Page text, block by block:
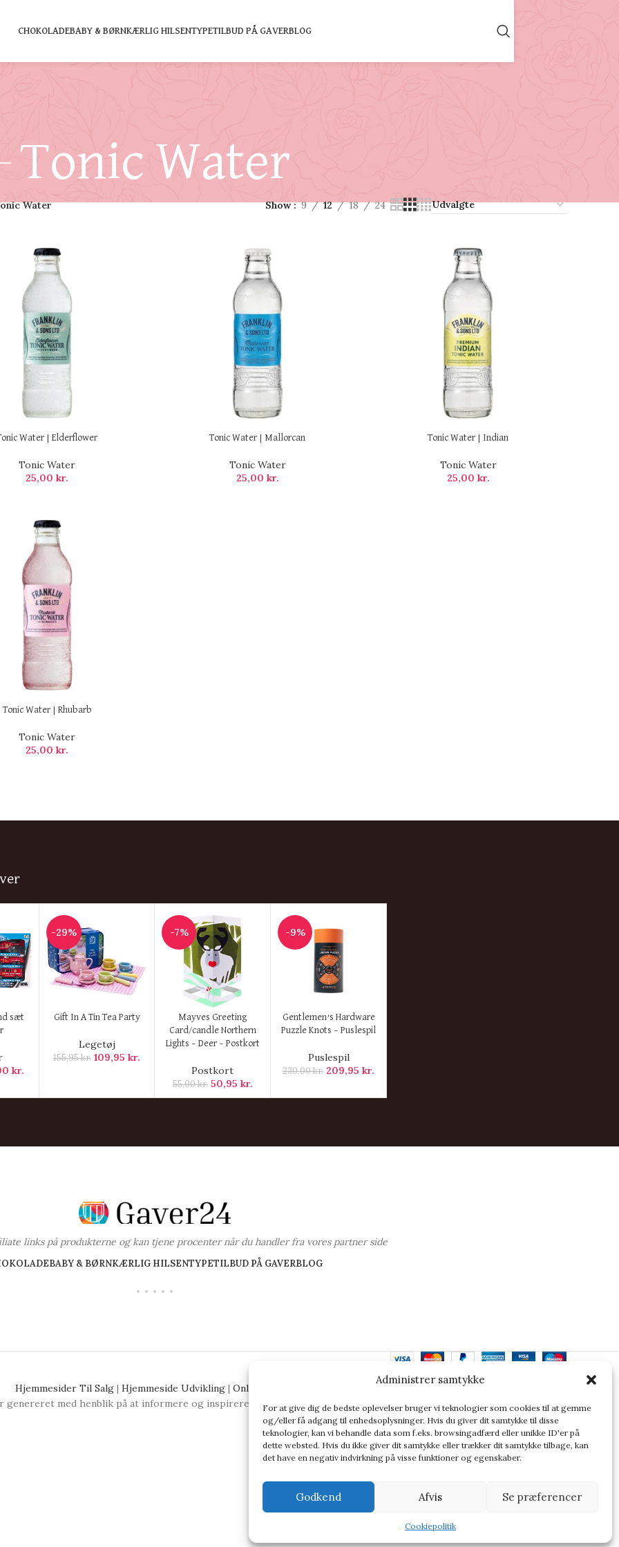
Administrer samtykke
For at give dig de bedste oplevelser bruger vi teknologier som cookies til at gemme
og/eller få adgang til enhedsoplysninger. Hvis du giver dit samtykke til disse
teknologier, kan vi behandle data som f.eks. browsingadfærd eller unikke ID'er på
dette websted. Hvis du ikke giver dit samtykke eller trækker dit samtykke tilbage, kan
det have en negativ indvirkning på visse funktioner og egenskaber.
Godkend Afvis Se præferencer
Cookiepolitik
CHOKOLADEBABY & BØRNKÆRLIG HILSENTYPETILBUD PÅ GAVERBLOG
Tonic Water
Water Show 9 12 18 24
Water | Elderflower
Tonic Water
25,00kr.
Tonic Water | Mallorcan
Tonic Water
25,00 kr.
Tonic Water | Indian
Tonic Water
25,00 kr.
Tonic Water | Rhubarb
Tonic Water
25,00kr.
sæt
kr.
-29%
KØB HER
Gift In A Tin Tea Party
Legetøj
155,95kr. 109,95kr.
-7%
KØB HER
Mayves Greeting
Card/candle Northern
Lights – Deer – Postkort
Postkort
55,00kr. 50,95 kr.
-9%
KØB HER
Gentlemen’s Hardware
Puzzle Knots – Puslespil
Puslespil
230,00kr. 209,95kr.
links på produkterne og kan tjene procenter når du handler fra vores partner side
BABY & BØRNKÆRLIG HILSENTYPETILBUD PÅ GAVERBLOG
Hjemmesider Til Salg | Hjemmeside Udvikling | Online Tilbud
genereret med henblik på at informere og inspirere, men vi anbefaler altid at dobbelttjekke vigtige oplysninger.